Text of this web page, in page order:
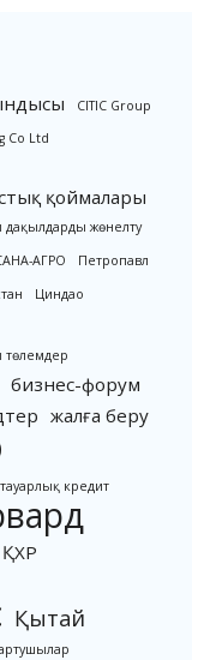
CITIC Group
Co Ltd
қоймалары
дақылдарды жөнелту
АГРО Петропавл
Циндао
төлемдер
бизнес-форум
жалға беру
тауарлық кредит
ҚХР
Қытай